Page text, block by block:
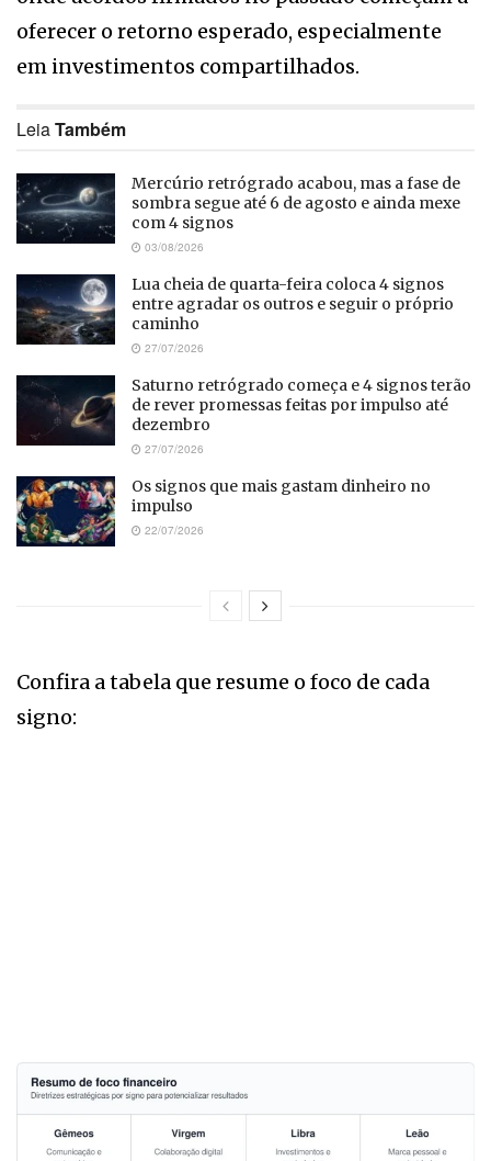
oferecer o retorno esperado, especialmente
em investimentos compartilhados.
LeiaTambém
Mercúrio retrógrado acabou, mas a fase de
sombra segue até 6 de agosto e ainda mexe
com 4 signos
03/08/2026
Lua cheia de quarta-feira coloca 4 signos
entre agradar os outros e seguir o próprio
caminho
27/07/2026
Saturno retrógrado começa e 4 signos terão
de rever promessas feitas por impulso até
dezembro
27/07/2026
Os signos que mais gastam dinheiro no
impulso
22/07/2026
Confira a tabela que resume o foco de cada
signo: